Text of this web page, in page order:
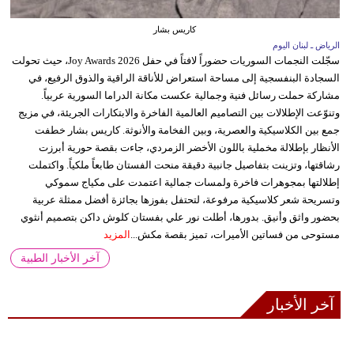
كاريس بشار
الرياض ـ لبنان اليوم
سجّلت النجمات السوريات حضوراً لافتاً في حفل Joy Awards 2026، حيث تحولت
السجادة البنفسجية إلى مساحة استعراض للأناقة الراقية والذوق الرفيع، في
مشاركة حملت رسائل فنية وجمالية عكست مكانة الدراما السورية عربياً.
وتنوّعت الإطلالات بين التصاميم العالمية الفاخرة والابتكارات الجريئة، في مزيج
جمع بين الكلاسيكية والعصرية، وبين الفخامة والأنوثة. كاريس بشار خطفت
الأنظار بإطلالة مخملية باللون الأخضر الزمردي، جاءت بقصة حورية أبرزت
رشاقتها، وتزينت بتفاصيل جانبية دقيقة منحت الفستان طابعاً ملكياً. واكتملت
إطلالتها بمجوهرات فاخرة ولمسات جمالية اعتمدت على مكياج سموكي
وتسريحة شعر كلاسيكية مرفوعة، لتحتفل بفوزها بجائزة أفضل ممثلة عربية
بحضور واثق وأنيق. بدورها، أطلت نور علي بفستان كلوش داكن بتصميم أنثوي
مستوحى من فساتين الأميرات، تميز بقصة مكش...
المزيد
آخر الأخبار الطبية
آخر الأخبار